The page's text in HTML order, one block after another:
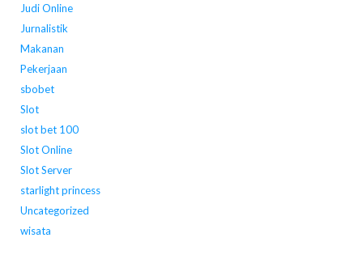
Judi Online
Jurnalistik
Makanan
Pekerjaan
sbobet
Slot
slot bet 100
Slot Online
Slot Server
starlight princess
Uncategorized
wisata